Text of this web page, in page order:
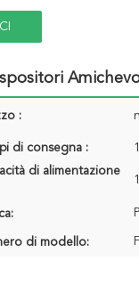
:
di consegna :
di alimentazione
di modello: